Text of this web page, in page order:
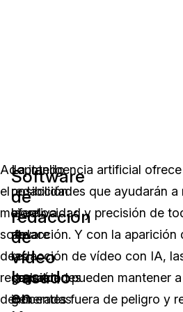
Adoptando
el
mejor
software
de
redacción
de
La
redacción
efectiva
de
las
grabaciones
generadas
Software
de
redacción
de
vídeo
basado
en
La inteligencia artificial
posibilidades que ayudarán
la velocidad y precisión de
redacción. Y con la aparición
redacción de vídeo con IA,
seguridad pueden mantener
inocentes fuera de peligro y